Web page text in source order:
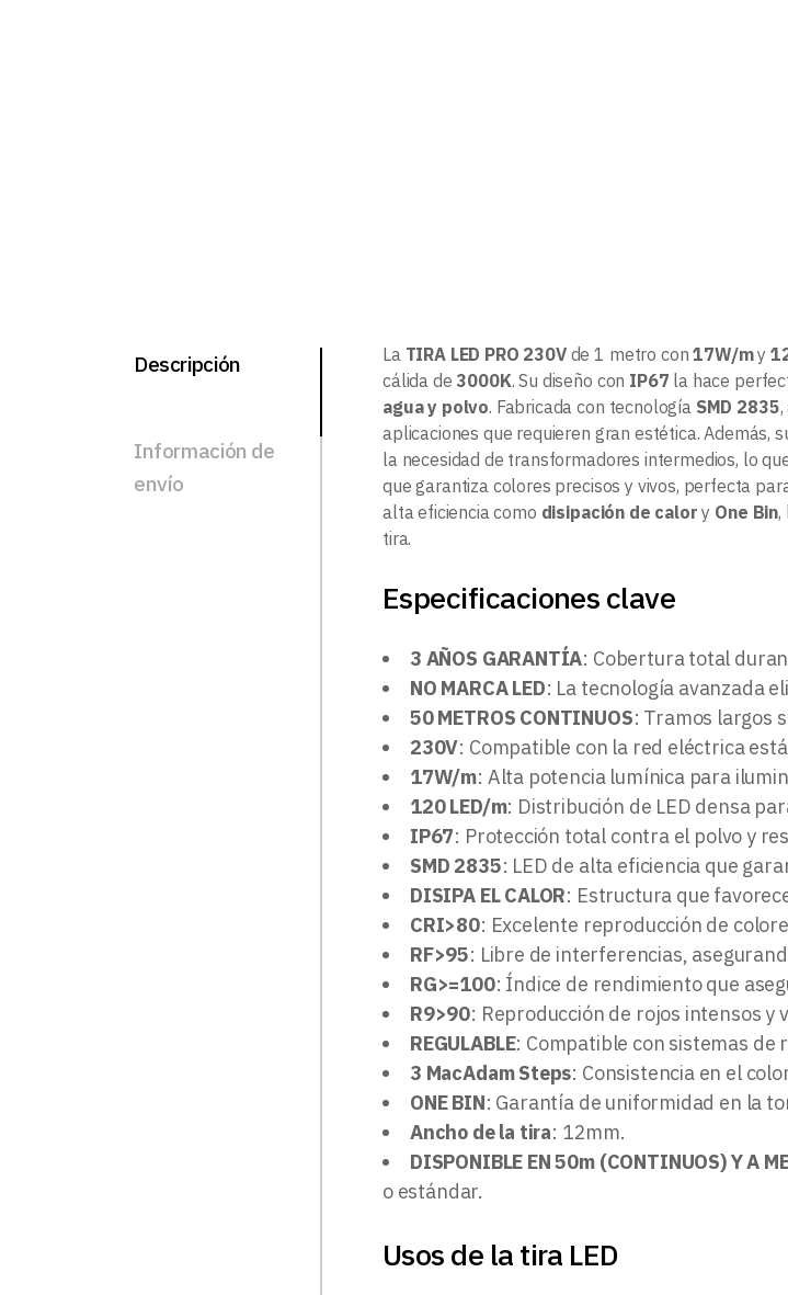
Descripción
Información de
envío
La TIRA LED PRO 230Vde 1 metro con17W/my
cálida de 3000K. Su diseño con IP67 la hace
agua y polvo. Fabricada con tecnología SMD 2835
aplicaciones que requieren gran estética. Además,
la necesidad de transformadores intermedios, lo
que garantiza colores precisos y vivos, perfecta
alta eficiencia como disipación de calor y One Bin,
tira.
Especificaciones clave
3 AÑOS GARANTÍA: Cobertura total
NO MARCA LED: La tecnología avanzada
50 METROS CONTINUOS: Tramos largos
230V: Compatible con la red eléctrica
17W/m: Alta potencia lumínica para
120 LED/m: Distribución de LED densa
IP67: Protección total contra el polvo y
SMD 2835: LED de alta eficiencia que
DISIPA EL CALOR: Estructura que
CRI>80: Excelente reproducción de
RF>95: Libre de interferencias,
RG>=100: Índice de rendimiento que
R9>90: Reproducción de rojos intensos
REGULABLE: Compatible con sistemas de
3 MacAdam Steps: Consistencia en el
ONE BIN: Garantía de uniformidad en la
Ancho de la tira: 12mm.
DISPONIBLE EN 50m (CONTINUOS) Y A
o estándar.
Usos de la tira LED